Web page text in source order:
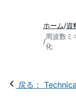
ホーム 資
周波数ミ
化
戻る：